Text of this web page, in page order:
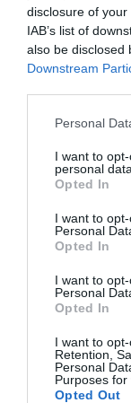
disclosure of
IAB’s list of
also be disclosed
Downstream
Personal
I want to
personal data.
Opted In
I want to
Personal
Opted In
I want to
Personal
Opted In
I want to
Retention,
Personal
Purposes for
Opted Out
cambie
evolución
incorporando
como variada
un pollo tikka
atún. "Para mí
pueda mezclar